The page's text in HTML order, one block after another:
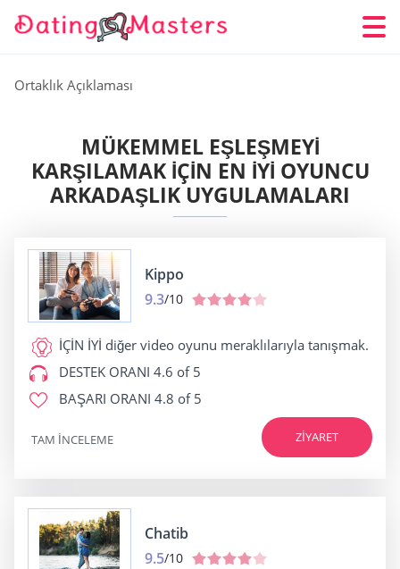
Ortaklık Açıklaması
MÜKEMMEL EŞLEŞMEYI
KARŞILAMAK IÇIN EN İYI OYUNCU
ARKADAŞLIK UYGULAMALARI
Kippo
9.3/10
İÇİN İYİ diğer video oyunu meraklılarıyla tanışmak.
DESTEK ORANI 4.6 of 5
BAŞARI ORANI 4.8 of 5
ZIYARET
TAM INCELEME
Chatib
9.5/10